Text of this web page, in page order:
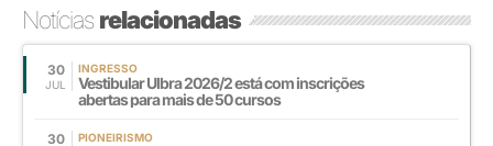
Notíciasrelacionadas
30
JUL
INGRESSO
Vestibular Ulbra 2026/2 está com inscrições
abertas para mais de 50 cursos
30 PIONEIRISMO